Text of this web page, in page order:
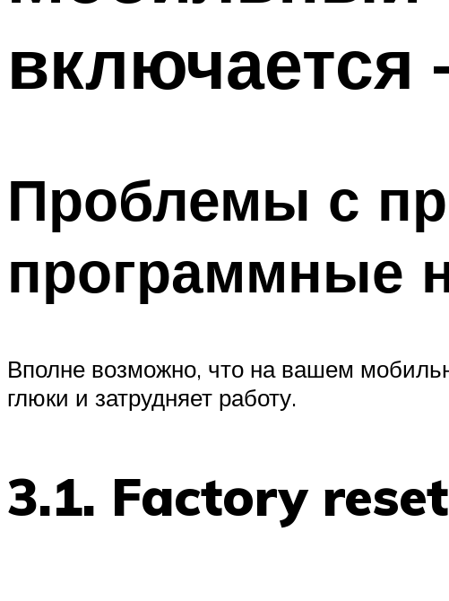
включается
Проблемы с
программные
Вполне возможно, что на вашем
глюки и затрудняет работу.
3.1. Factory reset